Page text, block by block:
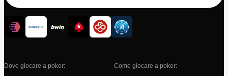
Dove giocare a poker: Come giocare a poker: